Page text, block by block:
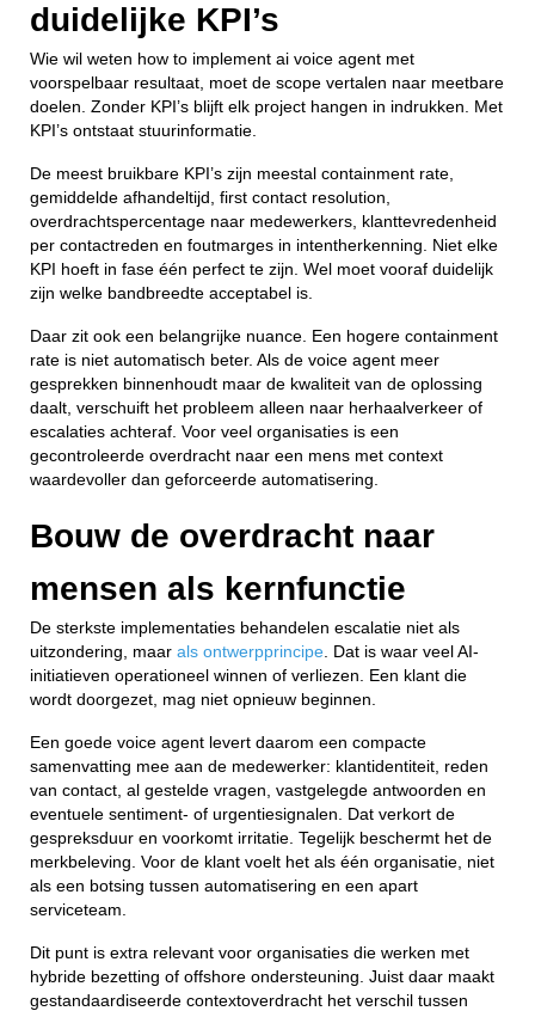
duidelijke KPI’s
Wie wil weten how to implement ai voice agent met
voorspelbaar resultaat, moet de scope vertalen naar meetbare
doelen. Zonder KPI’s blijft elk project hangen in indrukken. Met
KPI’s ontstaat stuurinformatie.
De meest bruikbare KPI’s zijn meestal containment rate,
gemiddelde afhandeltijd, first contact resolution,
overdrachtspercentage naar medewerkers, klanttevredenheid
per contactreden en foutmarges in intentherkenning. Niet elke
KPI hoeft in fase één perfect te zijn. Wel moet vooraf duidelijk
zijn welke bandbreedte acceptabel is.
Daar zit ook een belangrijke nuance. Een hogere containment
rate is niet automatisch beter. Als de voice agent meer
gesprekken binnenhoudt maar de kwaliteit van de oplossing
daalt, verschuift het probleem alleen naar herhaalverkeer of
escalaties achteraf. Voor veel organisaties is een
gecontroleerde overdracht naar een mens met context
waardevoller dan geforceerde automatisering.
Bouw de overdracht naar
mensen als kernfunctie
De sterkste implementaties behandelen escalatie niet als
uitzondering, maar als ontwerpprincipe . Dat is waar veel AI-
initiatieven operationeel winnen of verliezen. Een klant die
wordt doorgezet, mag niet opnieuw beginnen.
Een goede voice agent levert daarom een compacte
samenvatting mee aan de medewerker: klantidentiteit, reden
van contact, al gestelde vragen, vastgelegde antwoorden en
eventuele sentiment- of urgentiesignalen. Dat verkort de
gespreksduur en voorkomt irritatie. Tegelijk beschermt het de
merkbeleving. Voor de klant voelt het als één organisatie, niet
als een botsing tussen automatisering en een apart
serviceteam.
Dit punt is extra relevant voor organisaties die werken met
hybride bezetting of offshore ondersteuning. Juist daar maakt
gestandaardiseerde contextoverdracht het verschil tussen